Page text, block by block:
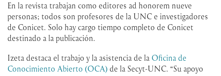
En la revista trabajan como editores ad honorem nueve
personas; todos son profesores de la UNC e investigadores
de Conicet. Solo hay cargo tiempo completo de Conicet
destinado a la publicación.
Izeta destaca el trabajo y la asistencia de la Oficina de
Conocimiento Abierto (OCA) de la Secyt-UNC. “Su apoyo